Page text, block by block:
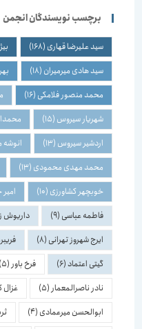
برچسب نویسندگان انجمن
سید علیرضا قهاری(168)
سید هادی میرمیران(18)
محمد منصور فلامکی(16)
شهریار سیروس(15)
اردشیر سیروس(13) انوشه
محمد مهدی محمودی(13)
خوبچهر کشاورزی(10) امیر
فاطمه عباسی(9) داریوش
ایرج شهروز تهرانی(8) فریبرز
گیتی اعتماد(6) فرخ باور (5)
نادر ناصرالمعمار(5) غزال
ابوالحسن میرعمادی(4)